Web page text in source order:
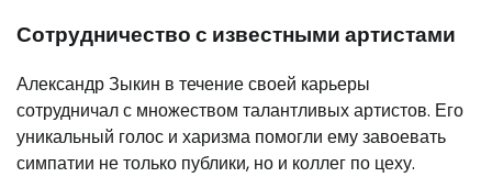
Сотрудничество с известными артистами
Александр Зыкин в течение своей карьеры
сотрудничал с множеством талантливых артистов. Его
уникальный голос и харизма помогли ему завоевать
симпатии не только публики, но и коллег по цеху.